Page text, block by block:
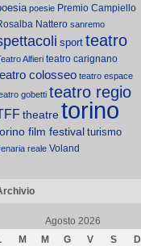
poesie Premio Campiello
Nattero sanremo
sport teatro
Alfieri teatro carignano
colosseo teatro espace
gobetti teatro regio
theatretorino
film festivalturismo
reale Voland
Agosto 2026
M M G V S
D